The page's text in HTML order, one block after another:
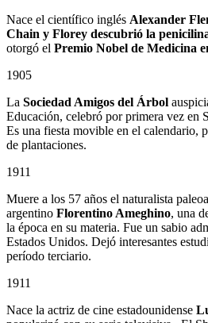
Nace el científico inglés Alexander
Chain y Florey descubrió la
otorgó el Premio Nobel de Medicina
1905
La Sociedad Amigos del Árbol
Educación, celebró por primera vez en
Es una fiesta movible en el calendario,
de plantaciones.
1911
Muere a los 57 años el naturalista
argentino Florentino Ameghino, una
la época en su materia. Fue un sabio
Estados Unidos. Dejó interesantes
período terciario.
1911
Nace la actriz de cine estadounidense